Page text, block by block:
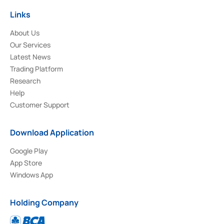
Links
About Us
Our Services
Latest News
Trading Platform
Research
Help
Customer Support
Download Application
Google Play
App Store
Windows App
Holding Company